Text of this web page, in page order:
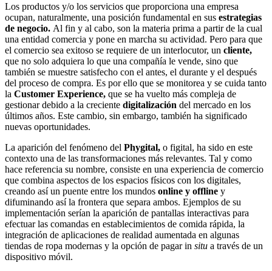
Los productos y/o los servicios que proporciona una empresa
ocupan, naturalmente, una posición fundamental en sus estrategias
de negocio. Al fin y al cabo, son la materia prima a partir de la cual
una entidad comercia y pone en marcha su actividad. Pero para que
el comercio sea exitoso se requiere de un interlocutor, un cliente,
que no solo adquiera lo que una compañía le vende, sino que
también se muestre satisfecho con el antes, el durante y el después
del proceso de compra. Es por ello que se monitorea y se cuida tanto
la Customer Experience, que se ha vuelto más compleja de
gestionar debido a la creciente digitalización del mercado en los
últimos años. Este cambio, sin embargo, también ha significado
nuevas oportunidades.
La aparición del fenómeno del Phygital, o figital, ha sido en este
contexto una de las transformaciones más relevantes. Tal y como
hace referencia su nombre, consiste en una experiencia de comercio
que combina aspectos de los espacios físicos con los digitales,
creando así un puente entre los mundos online y offline y
difuminando así la frontera que separa ambos. Ejemplos de su
implementación serían la aparición de pantallas interactivas para
efectuar las comandas en establecimientos de comida rápida, la
integración de aplicaciones de realidad aumentada en algunas
tiendas de ropa modernas y la opción de pagar in situ a través de un
dispositivo móvil.